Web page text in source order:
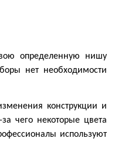
определенную нишу
нет необходимости
конструкции и
чего некоторые цвета
используют